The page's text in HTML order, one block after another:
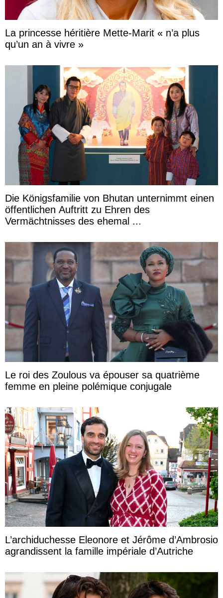
La princesse héritière Mette-Marit « n’a plus
qu’un an à vivre »
Die Königsfamilie von Bhutan unternimmt einen
öffentlichen Auftritt zu Ehren des
Vermächtnisses des ehemal ...
Le roi des Zoulous va épouser sa quatrième
femme en pleine polémique conjugale
L’archiduchesse Eleonore et Jérôme d’Ambrosio
agrandissent la famille impériale d’Autriche